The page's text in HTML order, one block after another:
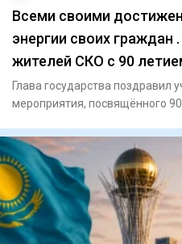
Всеми своими
энергии своих граждан
жителей СКО с 90
Глава государства поздравил
мероприятия, посвящённого